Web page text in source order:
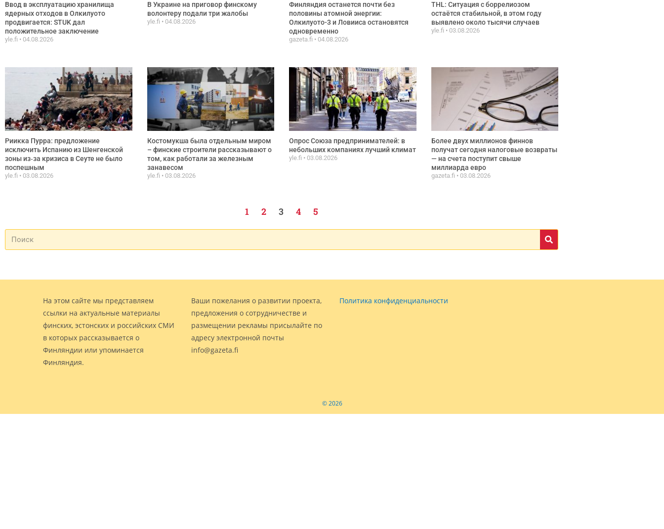
Ввод в эксплуатацию хранилища
ядерных отходов в Олкилуото
продвигается: STUK дал
положительное заключение
yle.fi 04.08.2026
В Украине на приговор финскому
волонтеру подали три жалобы
yle.fi 04.08.2026
Финляндия останется почти без
половины атомной энергии:
Олкилуото-3 и Ловииса остановятся
одновременно
gazeta.fi 04.08.2026
THL: Ситуация с боррелиозом
остаётся стабильной, в этом году
выявлено около тысячи случаев
yle.fi 03.08.2026
Риикка Пурра: предложение
исключить Испанию из Шенгенской
зоны из‑за кризиса в Сеуте не было
поспешным
yle.fi 03.08.2026
Костомукша была отдельным миром
– финские строители рассказывают о
том, как работали за железным
занавесом
yle.fi 03.08.2026
Опрос Союза предпринимателей: в
небольших компаниях лучший климат
yle.fi 03.08.2026
Более двух миллионов финнов
получат сегодня налоговые возвраты
— на счета поступит свыше
миллиарда евро
gazeta.fi 03.08.2026
1 2 3 4 5
На этом сайте мы представляем
ссылки на актуальные материалы
финских, эстонских и российских СМИ
в которых рассказывается о
Финляндии или упоминается
Финляндия.
Ваши пожелания о развитии проекта,
предложения о сотрудничестве и
размещении рекламы присылайте по
адресу электронной почты
info@gazeta.fi
Политика конфиденциальности
© 2026